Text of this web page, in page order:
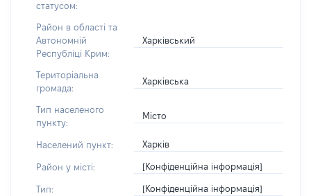
статусом:
Район в області та
Автономній
Республіці Крим:
Харківський
Територіальна
громада:
Харківська
Тип населеного
пункту:
Місто
Населений пункт: Харків
Район у місті: [Конфіденційна інформація]
Тип: [Конфіденційна інформація]